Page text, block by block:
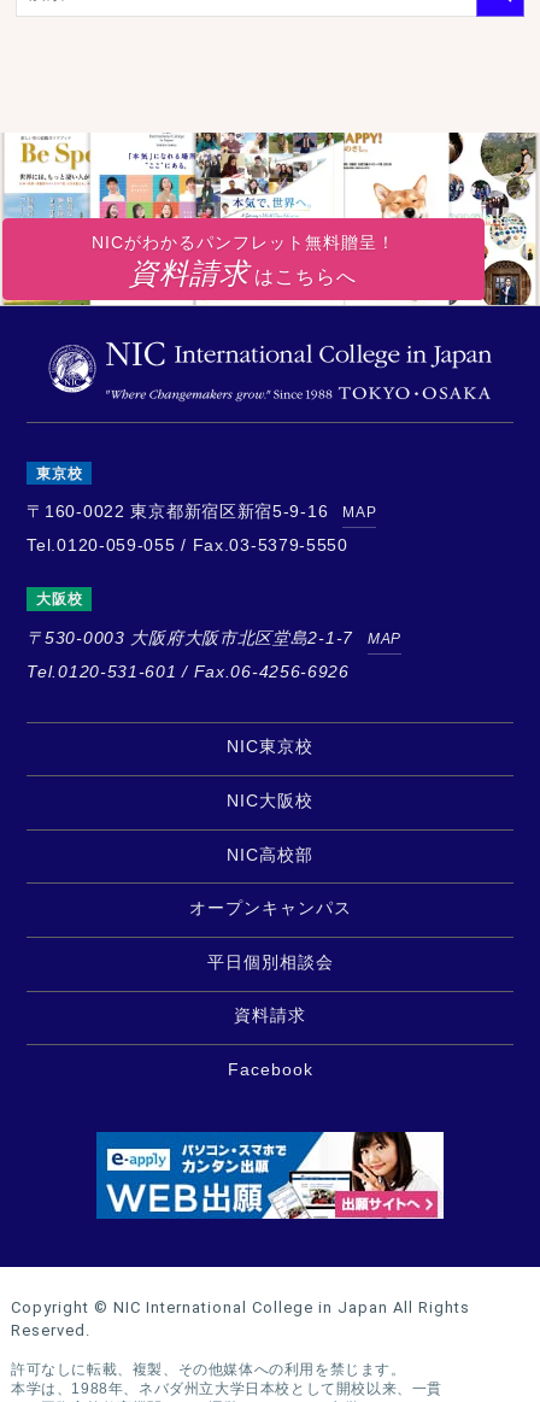
NICがわかるパンフレット無料贈呈！
資料請求 はこちらへ
東京校
〒160-0022 東京都新宿区新宿5-9-16 MAP
Tel.0120-059-055 / Fax.03-5379-5550
大阪校
〒530-0003 大阪府大阪市北区堂島2-1-7 MAP
Tel.0120-531-601 / Fax.06-4256-6926
NIC東京校
NIC大阪校
NIC高校部
オープンキャンパス
平日個別相談会
資料請求
Facebook
Copyright © NIC International College in Japan All Rights
Reserved.
許可なしに転載、複製、その他媒体への利用を禁じます。
本学は、1988年、ネバダ州立大学日本校として開校以来、一貫